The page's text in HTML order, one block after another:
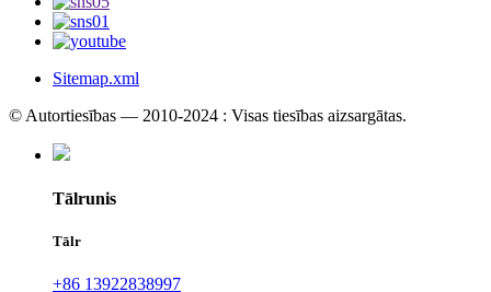
Sitemap.xml
© Autortiesības — 2010-2024 : Visas tiesības aizsargātas.
Tālrunis
Tālr
+86 13922838997